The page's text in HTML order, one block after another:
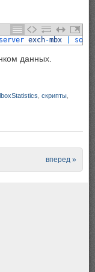
server exch-mbx sort
данных.
скрипты
вперед »